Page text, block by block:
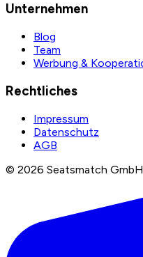
Unternehmen
Blog
Team
Werbung &
Rechtliches
Impressum
Datenschutz
AGB
© 2026 Seatsmatch GmbH.